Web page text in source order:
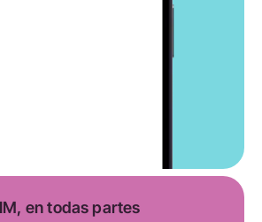
en todas partes